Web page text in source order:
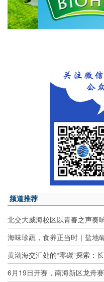
频道推荐
北交大威海校区以青春之声奏
海味珍蔬，食养正当时｜盐地
黄渤海交汇处的“零碳”探索：
6月19日开赛，南海新区龙舟